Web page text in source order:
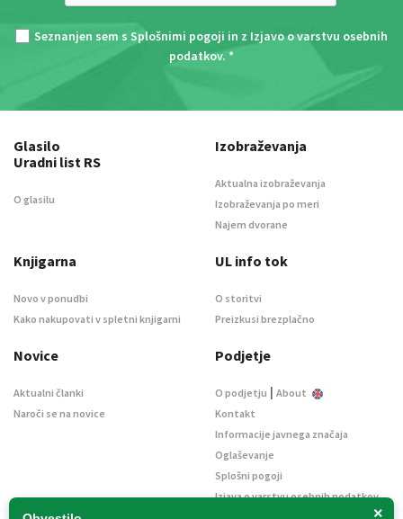
Seznanjen sem s Splošnimi pogoji in z Izjavo o varstvu osebnih
podatkov. *
×
Glasilo
Uradni list RS
O glasilu
Izobraževanja
Aktualna izobraževanja
Izobraževanja po meri
Najem dvorane
Knjigarna
Novo v ponudbi
Kako nakupovati v spletni knjigarni
UL info tok
O storitvi
Preizkusi brezplačno
Novice
Aktualni članki
Naroči se na novice
Podjetje
O podjetju | About
Kontakt
Informacije javnega značaja
Oglaševanje
Splošni pogoji
Izjava o varstvu osebnih podatkov